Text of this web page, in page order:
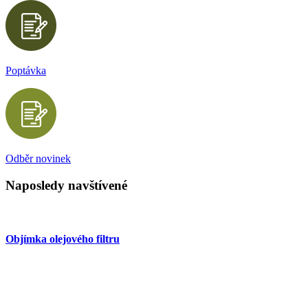
Poptávka
Odběr novinek
Naposledy navštívené
Objímka olejového filtru